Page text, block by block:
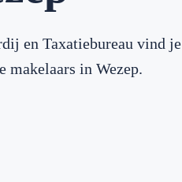
en Taxatiebureau vind
makelaars in Wezep.